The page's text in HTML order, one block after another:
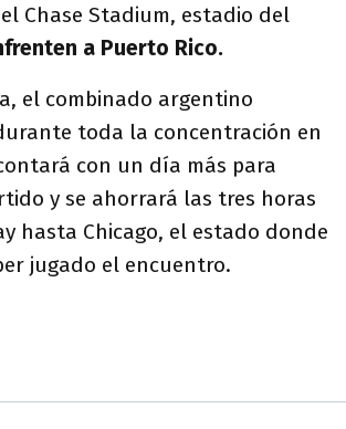
Chase Stadium, estadio del
a Puerto Rico.
el combinado argentino
toda la concentración en
con un día más para
y se ahorrará las tres horas
hasta Chicago, el estado donde
jugado el encuentro.